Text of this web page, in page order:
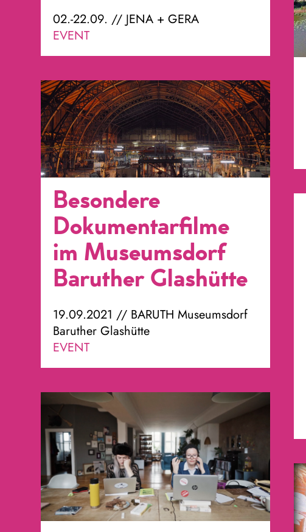
02.-22.09. // JENA + GERA
EVENT
Besondere
Dokumentarfilme
im Museumsdorf
Baruther Glashütte
19.09.2021 // BARUTH Museumsdorf
Baruther Glashütte
EVENT